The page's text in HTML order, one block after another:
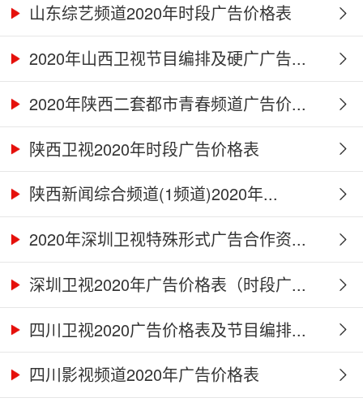
山东综艺频道2020年时段广告价格表
2020年山西卫视节目编排及硬广广告...
2020年陕西二套都市青春频道广告价...
陕西卫视2020年时段广告价格表
陕西新闻综合频道(1频道)2020年...
2020年深圳卫视特殊形式广告合作资...
深圳卫视2020年广告价格表（时段广...
四川卫视2020广告价格表及节目编排...
四川影视频道2020年广告价格表